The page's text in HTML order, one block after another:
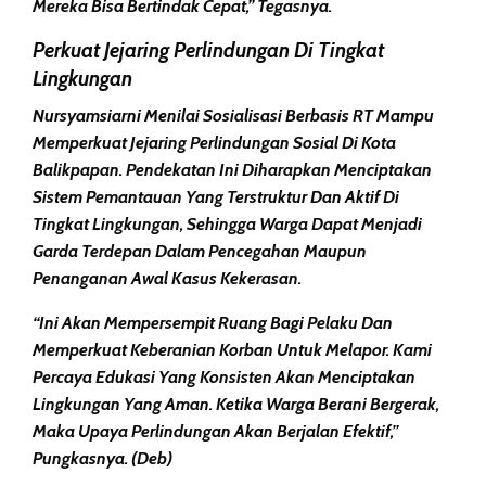
Mereka Bisa Bertindak Cepat,” Tegasnya.
Perkuat Jejaring Perlindungan Di Tingkat
Lingkungan
Nursyamsiarni Menilai Sosialisasi Berbasis RT Mampu
Memperkuat Jejaring Perlindungan Sosial Di Kota
Balikpapan. Pendekatan Ini Diharapkan Menciptakan
Sistem Pemantauan Yang Terstruktur Dan Aktif Di
Tingkat Lingkungan, Sehingga Warga Dapat Menjadi
Garda Terdepan Dalam Pencegahan Maupun
Penanganan Awal Kasus Kekerasan.
“Ini Akan Mempersempit Ruang Bagi Pelaku Dan
Memperkuat Keberanian Korban Untuk Melapor. Kami
Percaya Edukasi Yang Konsisten Akan Menciptakan
Lingkungan Yang Aman. Ketika Warga Berani Bergerak,
Maka Upaya Perlindungan Akan Berjalan Efektif,”
Pungkasnya. (deb)